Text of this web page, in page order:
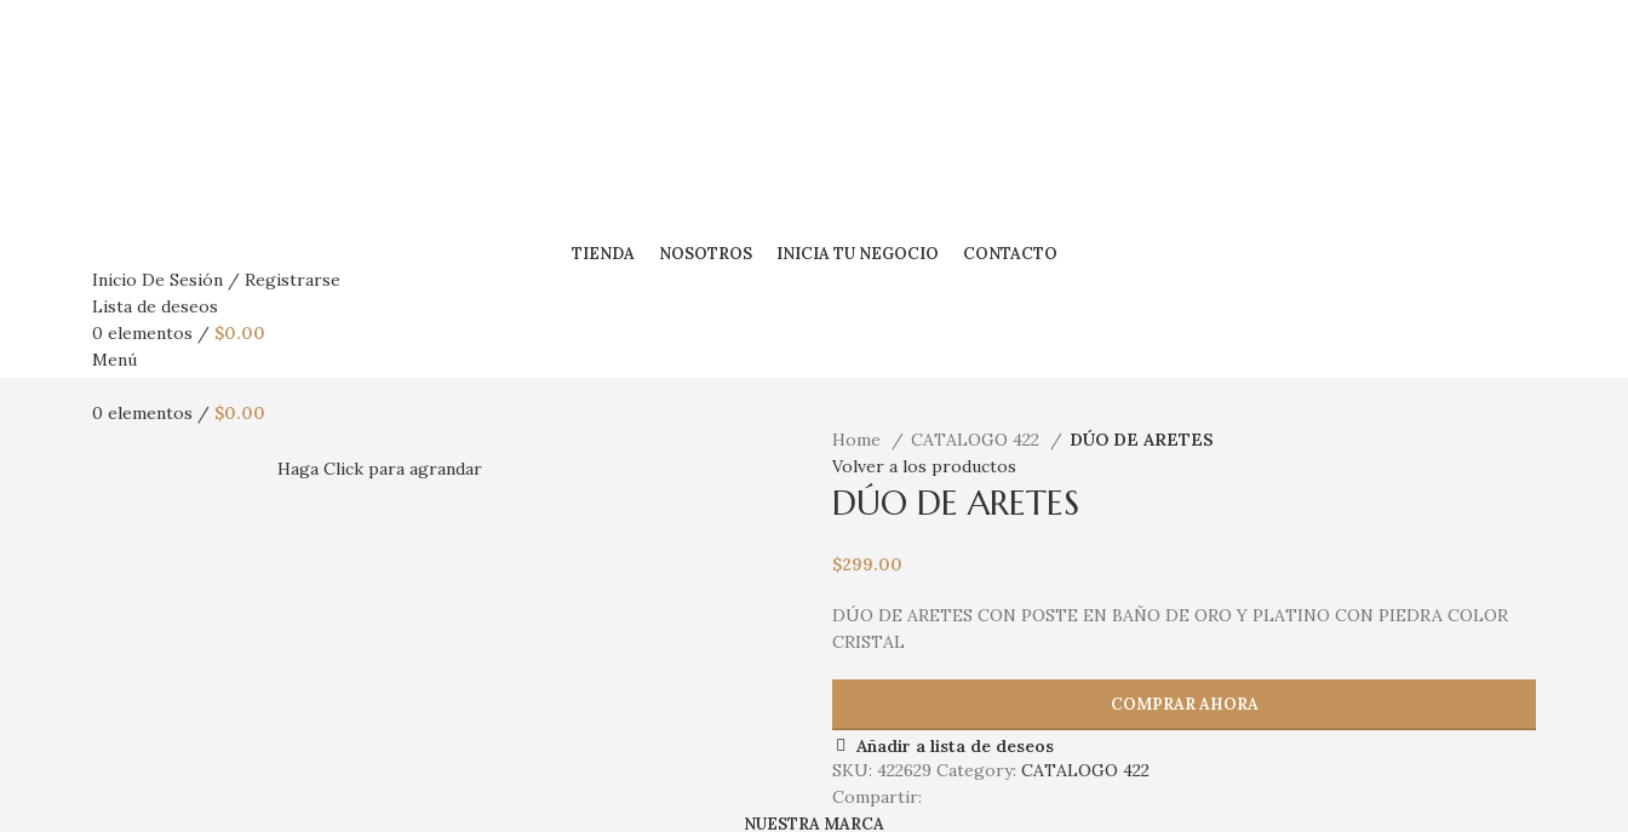
TIENDA NOSOTROS INICIA TU NEGOCIO CONTACTO
Inicio De Sesión / Registrarse
Lista de deseos
0 elementos / $0.00
Menú
0 elementos / $0.00
Haga Click para agrandar
Home CATALOGO 422
DÚO DE ARETES
Volver a los productos
DÚO DE ARETES
$299.00
DÚO DE ARETES CON POSTE EN BAÑO DE ORO Y PLATINO CON PIEDRA COLOR
CRISTAL
COMPRAR AHORA
Añadir a lista de deseos
SKU: 422629 Category: CATALOGO 422
Compartir:
NUESTRA MARCA